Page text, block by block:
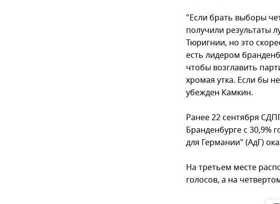
"Если брать выборы
получили результаты
Тюригнии, но это
есть лидером
чтобы возглавить
хромая утка. Если бы
убежден Камкин.
Ранее 22 сентября
Бранденбурге с 30,9%
для Германии" (АдГ)
На третьем месте
голосов, а на